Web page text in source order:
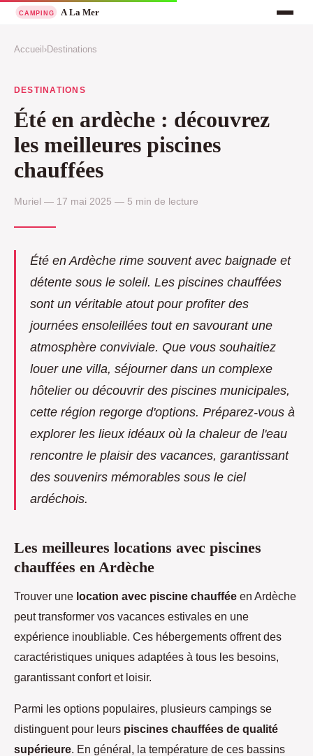
Accueil ›Destinations
DESTINATIONS
Été en ardèche : découvrez
les meilleures piscines
chauffées
Muriel — 17 mai 2025 — 5 min de lecture
Été en Ardèche rime souvent avec baignade et
détente sous le soleil. Les piscines chauffées
sont un véritable atout pour profiter des
journées ensoleillées tout en savourant une
atmosphère conviviale. Que vous souhaitiez
louer une villa, séjourner dans un complexe
hôtelier ou découvrir des piscines municipales,
cette région regorge d'options. Préparez-vous à
explorer les lieux idéaux où la chaleur de l'eau
rencontre le plaisir des vacances, garantissant
des souvenirs mémorables sous le ciel
ardéchois.
Les meilleures locations avec piscines
chauffées en Ardèche
Trouver une location avec piscine chauffée en Ardèche
peut transformer vos vacances estivales en une
expérience inoubliable. Ces hébergements offrentdes
caractéristiques uniques adaptées à tous les besoins,
garantissant confort et loisir.
Parmi les options populaires, plusieurs campings se
distinguent pour leurs piscines chauffées de qualité
supérieure. En général, la température de ces bassins